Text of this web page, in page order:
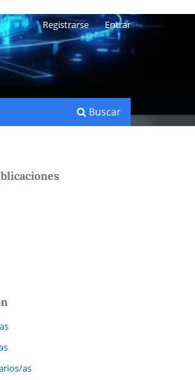
Buscar
Registrarse Entrar
as